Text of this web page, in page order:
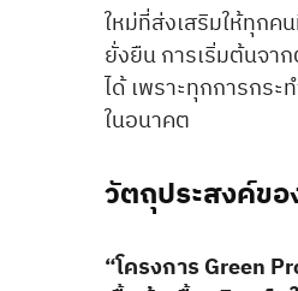
ใหม่ที่ส่งเสริมให้ทุก
ยั่งยืน การเริ่มต้นจา
ได้ เพราะทุกการกร
ในอนาคต
วัตถุประสงค์ขอ
“โครงการ Green